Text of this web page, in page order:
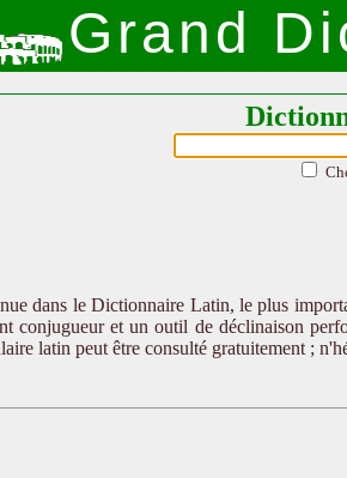
Grand
dans le Dictionnaire Latin, le plus
conjugueur et un outil de déclinaison
latin peut être consulté gratuitement ;